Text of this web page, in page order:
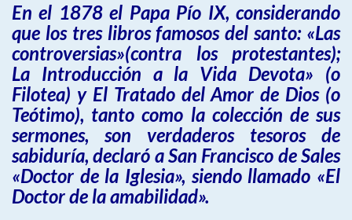
En el 1878 el Papa Pío IX, considerando
que los tres libros famosos del santo: «Las
controversias»(contra los protestantes);
La Introducción a la Vida Devota» (o
Filotea) y El Tratado del Amor de Dios (o
Teótimo), tanto como la colección de sus
sermones, son verdaderos tesoros de
sabiduría, declaró a San Francisco de Sales
«Doctor de la Iglesia», siendo llamado «El
Doctor de la amabilidad».